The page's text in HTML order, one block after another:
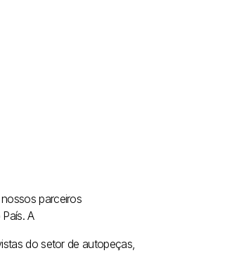
parceiros
A
do setor de autopeças,